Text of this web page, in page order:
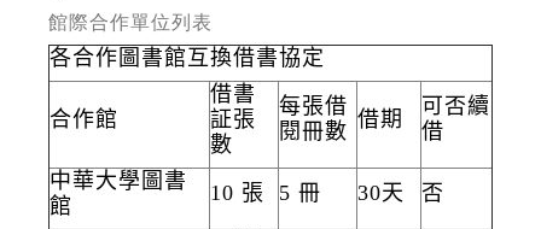
館際合作單位列表
各合作圖書館互換借書協定
合作館
借書
証張
數
每張借
閱冊數 借期
可否續
借
中華大學圖書
館
10 張 5 冊 30天 否